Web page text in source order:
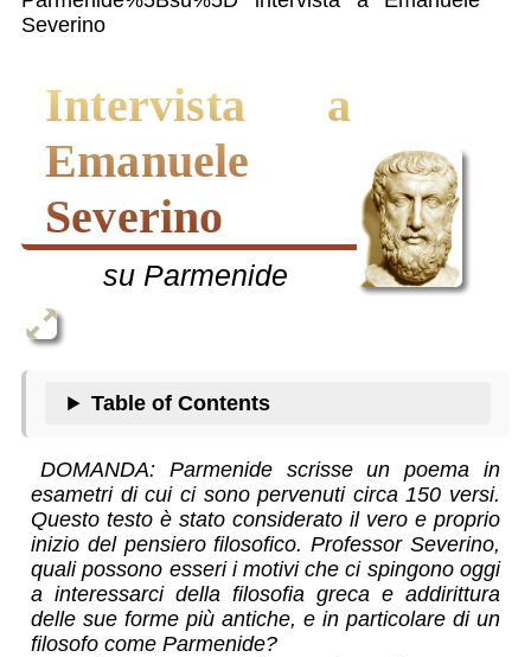
Severino
Intervista a
Emanuele
Severino
su Parmenide
Table of Contents
DOMANDA: Parmenide scrisse un poema in
esametri di cui ci sono pervenuti circa 150 versi.
Questo testo è stato considerato il vero e proprio
inizio del pensiero filosofico. Professor Severino,
quali possono esseri i motivi che ci spingono oggi
a interessarci della filosofia greca e addirittura
delle sue forme più antiche, e in particolare di un
filosofo come Parmenide?